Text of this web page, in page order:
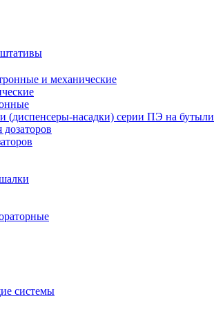
и механические
(диспенсеры-насадки) серии ПЭ на бутыли
системы